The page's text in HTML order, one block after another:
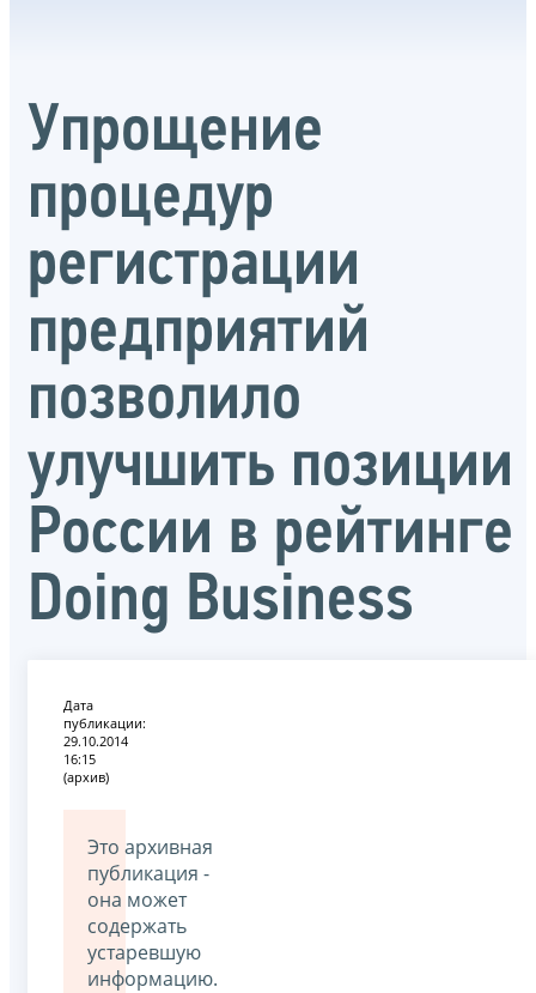
Упрощение
процедур
регистрации
предприятий
позволило
улучшить позиции
России в рейтинге
Doing Business
Дата
публикации:
29.10.2014
16:15
(архив)
Это архивная
публикация -
она может
содержать
устаревшую
информацию.